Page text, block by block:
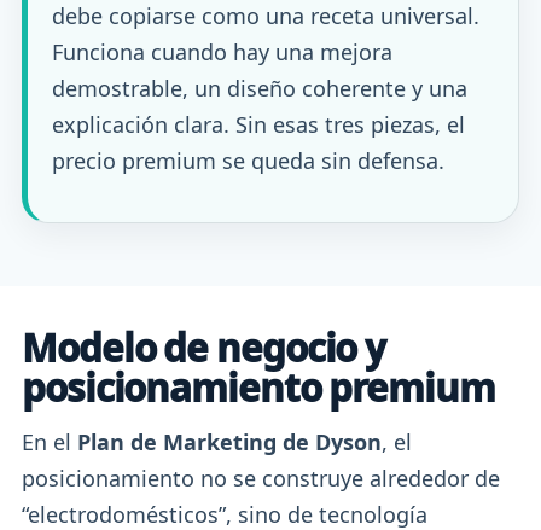
debe copiarse como una receta universal.
Funciona cuando hay una mejora
demostrable, un diseño coherente y una
explicación clara. Sin esas tres piezas, el
precio premium se queda sin defensa.
Modelo de negocio y
posicionamiento premium
En el Plan de Marketing de Dyson, el
posicionamiento no se construye alrededor de
“electrodomésticos”, sino de tecnología